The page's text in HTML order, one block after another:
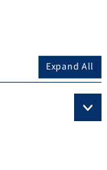
Expand All